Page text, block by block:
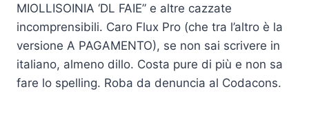
MIOLLISOINIA ‘DL FAIE” e altre cazzate
incomprensibili. Caro Flux Pro (che tra l’altro è la
versione A PAGAMENTO), se non sai scrivere in
italiano, almeno dillo. Costa pure di più e non sa
fare lo spelling. Roba da denuncia al Codacons.